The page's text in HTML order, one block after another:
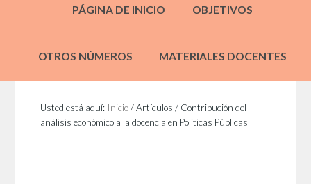
PÁGINA DE INICIO OBJETIVOS
OTROS NÚMEROS MATERIALES DOCENTES
Usted está aquí: Inicio /Artículos/ Contribución del
análisis económico a la docencia en Políticas Públicas